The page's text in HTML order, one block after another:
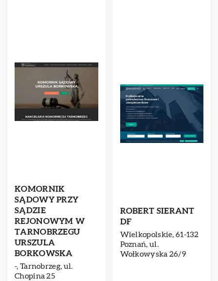
KOMORNIK
SĄDOWY PRZY
SĄDZIE
REJONOWYM W
TARNOBRZEGU
URSZULA
BORKOWSKA
-, Tarnobrzeg, ul.
Chopina 25
ROBERT SIERANT
DF
Wielkopolskie, 61-132
Poznań, ul.
Wołkowyska 26/9